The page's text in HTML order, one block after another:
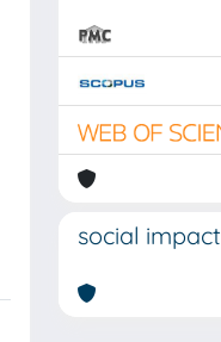
social impact